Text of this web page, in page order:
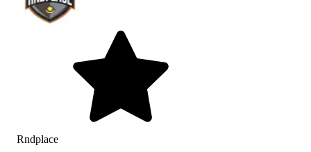
Rndplace